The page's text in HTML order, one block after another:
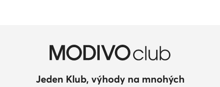
Jeden Klub, výhody na mnohých